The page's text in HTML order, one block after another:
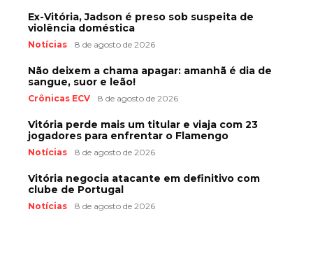
Ex-Vitória, Jadson é preso sob suspeita de
violência doméstica
Notícias 8 de agosto de 2026
Não deixem a chama apagar: amanhã é dia de
sangue, suor e leão!
Crônicas ECV 8 de agosto de 2026
Vitória perde mais um titular e viaja com 23
jogadores para enfrentar o Flamengo
Notícias 8 de agosto de 2026
Vitória negocia atacante em definitivo com
clube de Portugal
Notícias 8 de agosto de 2026